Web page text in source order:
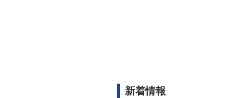
新着情報